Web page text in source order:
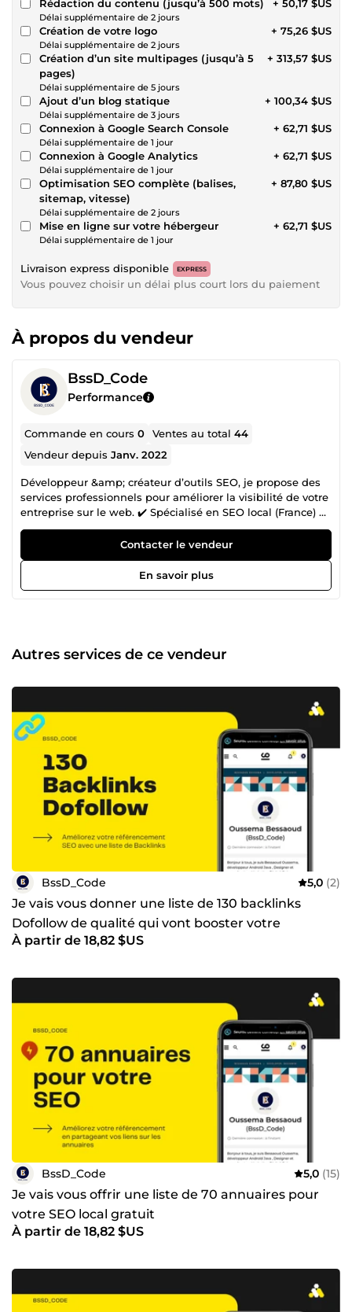
Rédaction du contenu (jusqu’à 500 mots)
Délai supplémentaire de 2 jours
+ 50,17 $US
Création de votre logo
Délai supplémentaire de 2 jours
+ 75,26 $US
Création d’un site multipages (jusqu’à 5
pages)
Délai supplémentaire de 5 jours
+ 313,57 $US
Ajout d’un blog statique
Délai supplémentaire de 3 jours
+ 100,34 $US
Connexion à Google Search Console
Délai supplémentaire de 1 jour
+ 62,71 $US
Connexion à Google Analytics
Délai supplémentaire de 1 jour
+ 62,71 $US
Optimisation SEO complète (balises,
sitemap, vitesse)
Délai supplémentaire de 2 jours
+ 87,80 $US
Mise en ligne sur votre hébergeur
Délai supplémentaire de 1 jour
+ 62,71 $US
Livraison express disponible EXPRESS
Vous pouvez choisir un délai plus court lors du paiement
À propos du vendeur
BssD_Code
Performance
Commande en cours0 Ventes au total44
Vendeur depuisJanv. 2022
Développeur &amp; créateur d’outils SEO, je propose des
services professionnels pour améliorer la visibilité de votre
entreprise sur le web. ✔️ Spécialisé en SEO local (France) ✔️
Créateur d’annuaire optimisé ✔️ 25 clients satisfaits – 0 avis
négatif ✔️ Rédaction, publication &amp; optimisation SEO
Je travaille avec rigueur, transparence et engagement.
Chaque service est pensé pour vous générer du trafic
durable et des résultats concrets. 🔍 Besoin de visibilité en
Contacter le vendeur
En savoir plus
Autres services de ce vendeur
BssD_Code 5,0 (2)
Je vais vous donner une liste de 130 backlinks
Dofollow de qualité qui vont booster votre
référencement
À partir de 18,82 $US
BssD_Code 5,0 (15)
Je vais vous offrir une liste de 70 annuaires pour
votre SEO local gratuit
À partir de 18,82 $US